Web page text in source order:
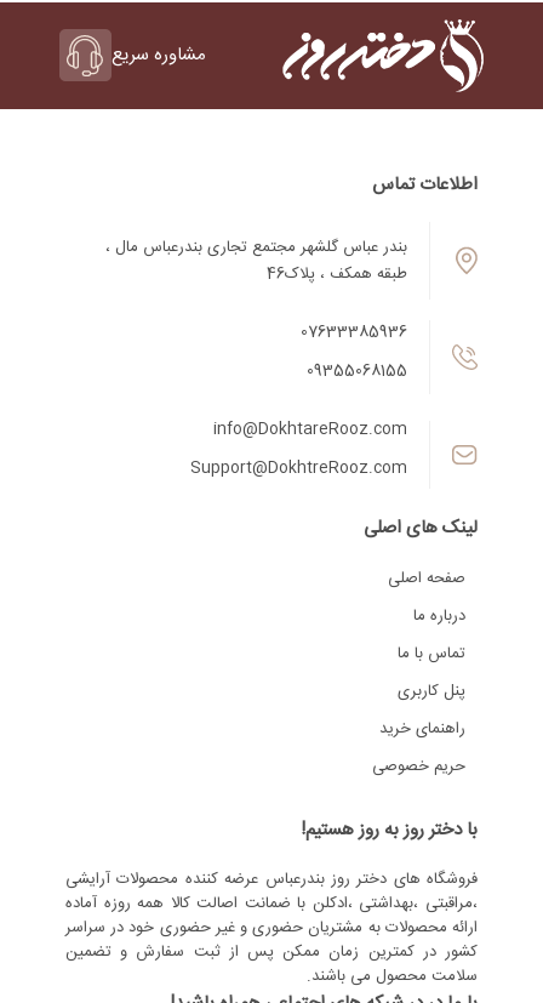
مشاوره سریع
اطلاعات تماس
بندر عباس گلشهر مجتمع تجاری بندرعباس مال ،
طبقه همکف ، پلاک46
07633385936
09355068155
info@DokhtareRooz.com
Support@DokhtreRooz.com
لینک های اصلی
صفحه اصلی
درباره ما
تماس با ما
پنل کاربری
راهنمای خرید
حریم خصوصی
با دختر روز به روز هستیم!
فروشگاه های دختر روز بندرعباس عرضه کننده محصولات آرایشی
،مراقبتی ،بهداشتی ،ادکلن با ضمانت اصالت کالا همه روزه آماده
ارائه محصولات به مشتریان حضوری و غیر حضوری خود در سراسر
کشور در کمترین زمان ممکن پس از ثبت سفارش و تضمین
سلامت محصول می باشند.